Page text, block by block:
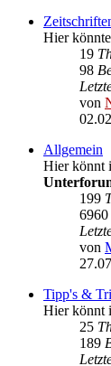
Hier
19
98
von
Allgemein
Hier könnt
199
6960
von
Tipp's &
Hier könnt
25
189